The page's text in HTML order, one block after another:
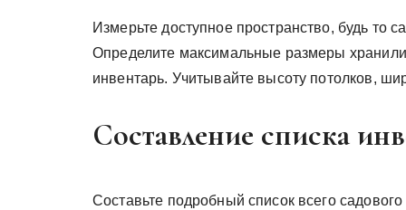
Измерьте доступное пространство, будь то
Определите максимальные размеры
инвентарь. Учитывайте высоту потолков,
Составление списка
Составьте подробный список всего